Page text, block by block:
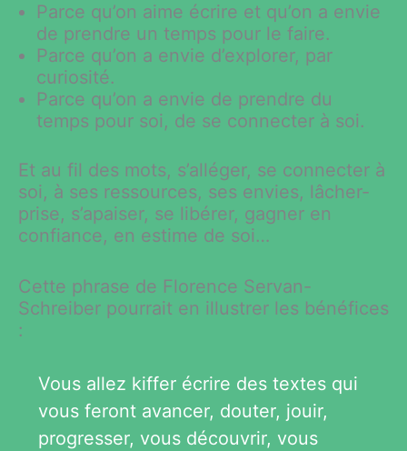
Parce qu’on aime écrire et qu’on a envie
de prendre un temps pour le faire.
Parce qu’on a envie d’explorer, par
curiosité.
Parce qu’on a envie de prendre du
temps pour soi, de se connecter à soi.
Et au fil des mots, s’alléger, se connecter à
soi, à ses ressources, ses envies, lâcher-
prise, s’apaiser, se libérer, gagner en
confiance, en estime de soi…
Cette phrase de Florence Servan-
Schreiber pourrait en illustrer les bénéfices
:
Vous allez kiffer écrire des textes qui
vous feront avancer, douter, jouir,
progresser, vous découvrir, vous